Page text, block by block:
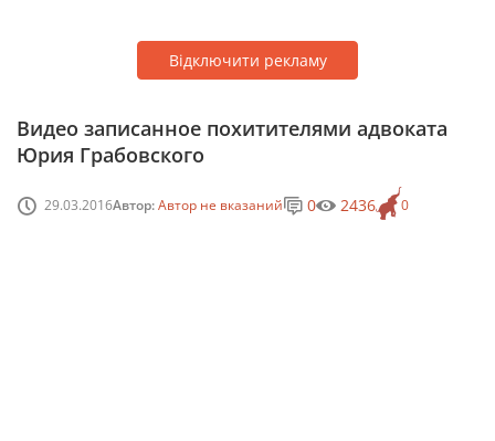
Відключити рекламу
Видео записанное похитителями адвоката
Юрия Грабовского
29.03.2016Автор:Автор не вказаний 0
0 2436